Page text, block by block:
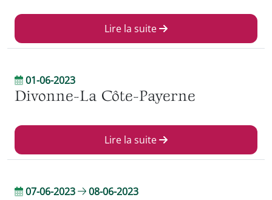
Lire la suite
01-06-2023
Divonne-La Côte-Payerne
Lire la suite
07-06-2023 08-06-2023